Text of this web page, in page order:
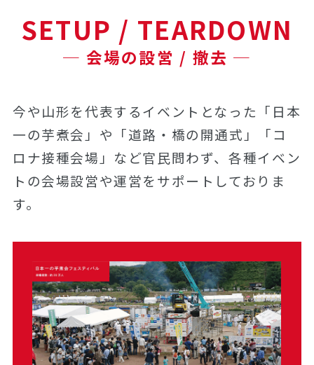
SETUP / TEARDOWN
─ 会場の設営 / 撤去 ─
今や山形を代表するイベントとなった「日本
一の芋煮会」や「道路・橋の開通式」「コ
ロナ接種会場」など官民問わず、各種イベン
トの会場設営や運営をサポートしておりま
す。